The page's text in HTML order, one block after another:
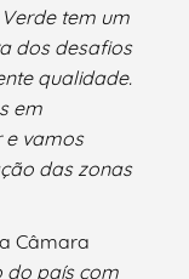
tem um
dos desafios
qualidade.
em
e vamos
das zonas
Câmara
do país com